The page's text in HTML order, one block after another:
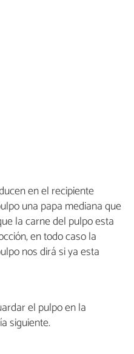
en el recipiente
una papa mediana que
la carne del pulpo esta
en todo caso la
nos dirá si ya esta
el pulpo en la
siguiente.